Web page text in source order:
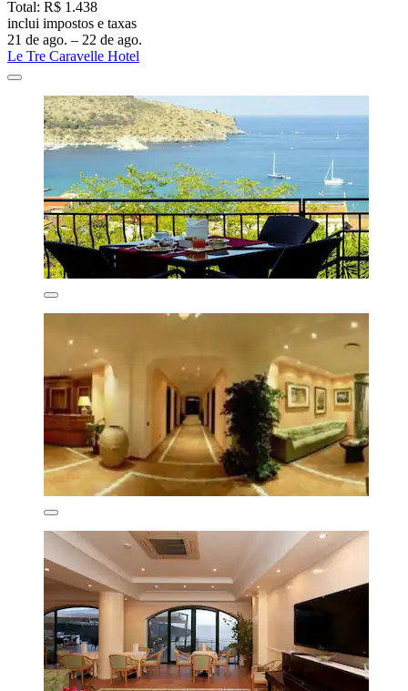
Total: R$ 1.438
inclui impostos e taxas
21 de ago. – 22 de ago.
Le Tre Caravelle Hotel